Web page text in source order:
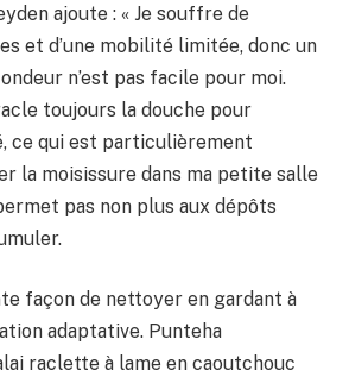
ajoute : « Je souffre de
et d’une mobilité limitée, donc un
n’est pas facile pour moi.
toujours la douche pour
ce qui est particulièrement
la moisissure dans ma petite salle
pas non plus aux dépôts
façon de nettoyer en gardant à
adaptative. Punteha
raclette à lame en caoutchouc